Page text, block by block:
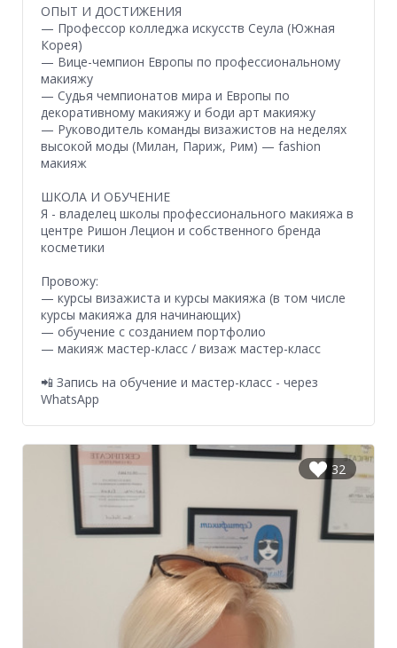
ОПЫТ И ДОСТИЖЕНИЯ
— Профессор колледжа искусств Сеула (Южная
Корея)
— Вице-чемпион Европы по профессиональному
макияжу
— Судья чемпионатов мира и Европы по
декоративному макияжу и боди арт макияжу
— Руководитель команды визажистов на неделях
высокой моды (Милан, Париж, Рим) — fashion
макияж
ШКОЛА И ОБУЧЕНИЕ
Я - владелец школы профессионального макияжа в
центре Ришон Лецион и собственного бренда
косметики
Провожу:
— курсы визажиста и курсы макияжа (в том числе
курсы макияжа для начинающих)
— обучение с созданием портфолио
— макияж мастер-класс / визаж мастер-класс
📲 Запись на обучение и мастер-класс - через
WhatsApp
32